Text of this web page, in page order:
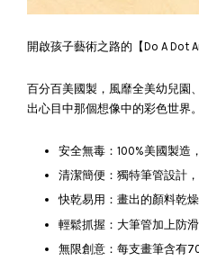
開啟孩子藝術之路的【Do A Dot
百分百美國製，風靡全美幼兒園
出心目中那個想像中的彩色世界。
安全無毒：100%美國製造
清潔簡便：獨特筆管設計
快乾易用：畫出的顏料乾
輕鬆抓握：大筆管加上防
無限創意：每支畫筆含有